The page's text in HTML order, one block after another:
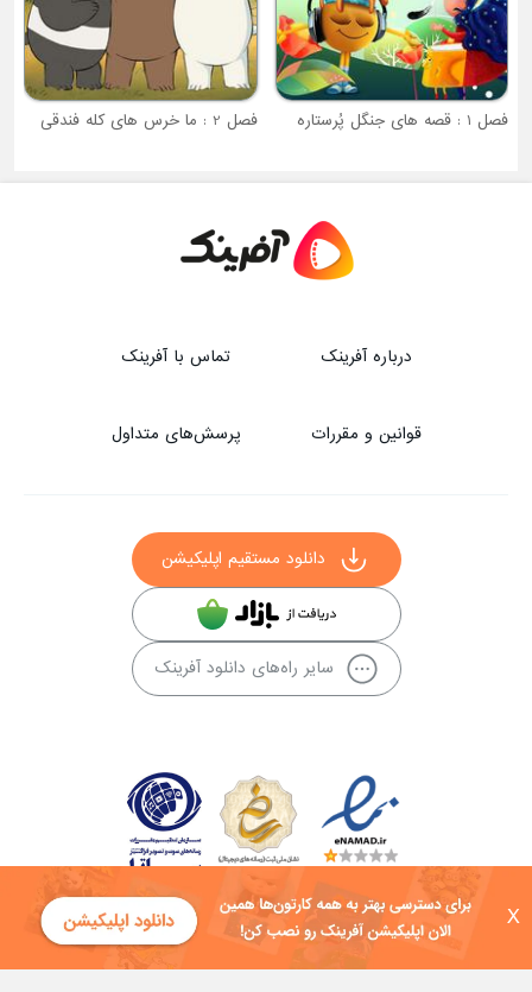
X
فصل 2 : ما خرس های کله فندقی
درباره آفرینک تماس با آفرینک
قوانین و مقررات پرسش‌های متداول
دانلود مستقیم اپلیکیشن
سایر راه‌های دانلود آفرینک
کلیه حقوق این سایت به شرکت توسعه فناوی هفت آسمان توکان تعلق دارد و